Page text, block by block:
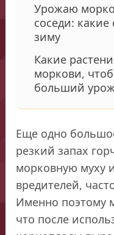
Урожаю
соседи:
зиму
Какие
моркови,
больший
Еще одно
резкий запах
морковную муху
вредителей,
Именно поэтому
что после